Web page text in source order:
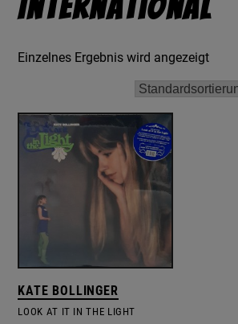
International
Einzelnes Ergebnis wird angezeigt
KATE BOLLINGER
LOOK AT IT IN THE LIGHT